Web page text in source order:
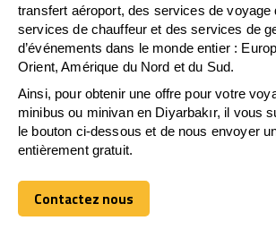
transfert aéroport, des services de voyage
services de chauffeur et des services de
d’événements dans le monde entier :
Orient, Amérique du Nord et du Sud.
Ainsi, pour obtenir une offre pour votre
minibus ou minivan en Diyarbakır, il vous
le bouton ci-dessous et de nous envoyer
entièrement gratuit.
Contactez nous
Contactez nous